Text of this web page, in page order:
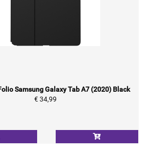
Samsung Galaxy Tab A7 (2020) Black
€ 34,99